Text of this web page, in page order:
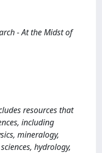
- At the Midst of
resources that
including
mineralogy,
hydrology,